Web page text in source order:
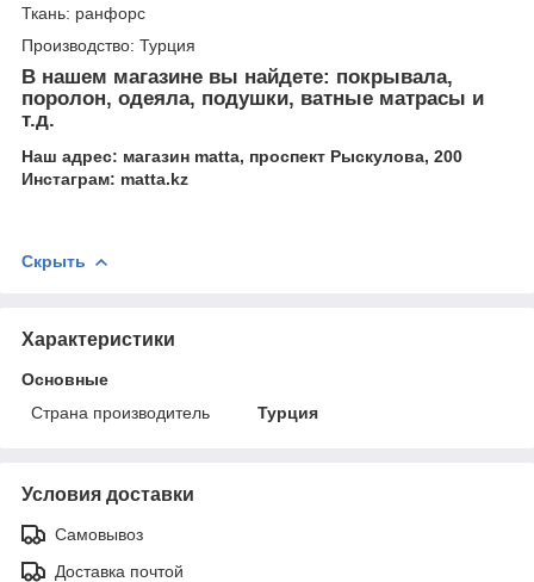
Ткань: ранфорс
Производство: Турция
В нашем магазине вы найдете: покрывала,
поролон, одеяла, подушки, ватные матрасы и
т.д.
Наш адрес: магазин matta, проспект Рыскулова, 200
Инстаграм: matta.kz
Скрыть
Характеристики
Основные
Страна производитель
Турция
Условия доставки
Самовывоз
Доставка почтой